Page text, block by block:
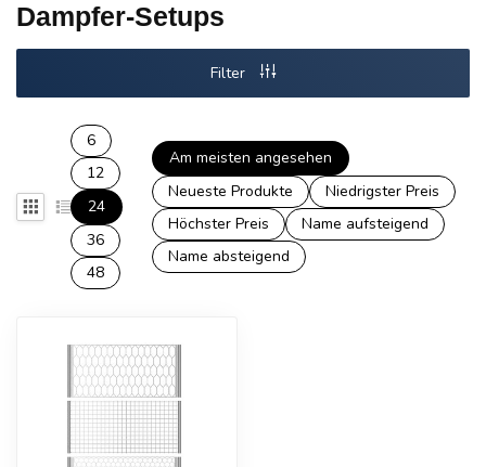
Dampfer-Setups
Filter
6
12
24
36
48
Am meisten angesehen
Neueste Produkte
Niedrigster Preis
Höchster Preis
Name aufsteigend
Name absteigend